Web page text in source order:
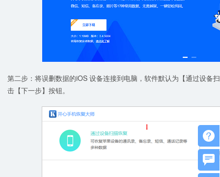
第二步：将误删数据的iOS 设备连接到电脑，软件默认为【通过设备
击【下一步】按钮。

